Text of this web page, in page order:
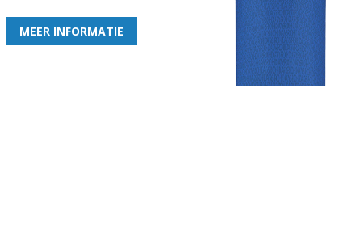
MEER INFORMATIE